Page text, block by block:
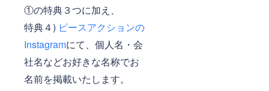
①の特典３つに加え、
特典４) ピースアクションの
Instagramにて、個人名・会
社名などお好きな名称でお
名前を掲載いたします。